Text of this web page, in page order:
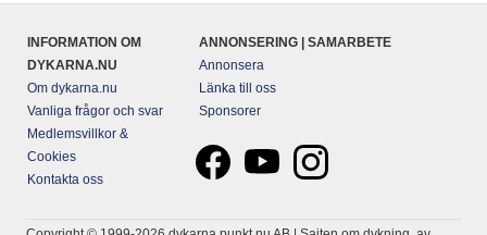
INFORMATION OM
DYKARNA.NU
Om dykarna.nu
Vanliga frågor och svar
Medlemsvillkor &
Cookies
Kontakta oss
ANNONSERING | SAMARBETE
Annonsera
Länka till oss
Sponsorer